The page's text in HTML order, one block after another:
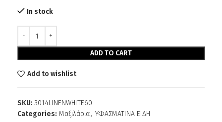
In stock
ADD TO CART
Add to wishlist
SKU: 3014LINENWHITE60
Categories: Μαξιλάρια, ΥΦΑΣΜΑΤΙΝΑ ΕΙΔΗ